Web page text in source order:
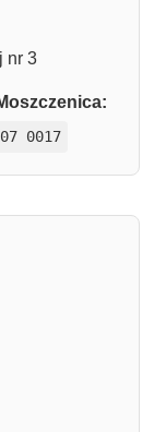
nr 3
0017